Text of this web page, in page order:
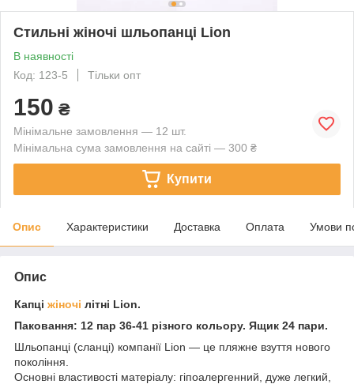
Стильні жіночі шльопанці Lion
В наявності
Код: 123-5
Тільки опт
150 ₴
Мінімальне замовлення — 12 шт.
Мінімальна сума замовлення на сайті — 300 ₴
Купити
Опис Характеристики Доставка Оплата Умови
Опис
Капці жіночі літні Lion.
Паковання: 12 пар 36-41 різного кольору. Ящик 24 пари.
Шльопанці (сланці) компанії Lion — це пляжне взуття нового
покоління.
Основні властивості матеріалу: гіпоалергенний, дуже легкий,